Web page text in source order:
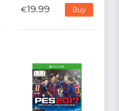
€19.99 Buy